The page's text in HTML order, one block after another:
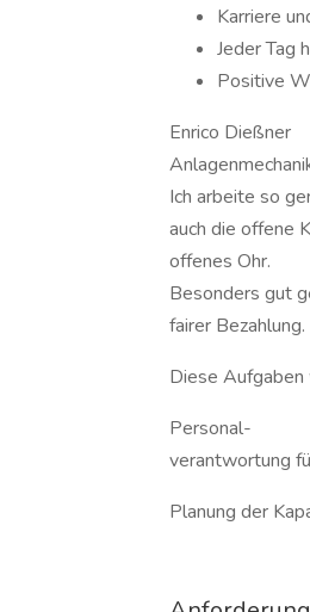
Karriere
Jeder Tag
Positive
Enrico Dießner
Ich arbeite so
auch die offene
offenes Ohr.
Besonders gut
fairer Bezahlung.
Diese Aufgaben
Personal-
verantwortung
Planung der